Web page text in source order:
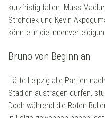
kurzfristig fallen. Muss
Strohdiek und Kevin
könnte in die
Bruno von Beginn an
Hätte Leipzig alle Partien
Stadion austragen dürfen,
Doch während die Roten